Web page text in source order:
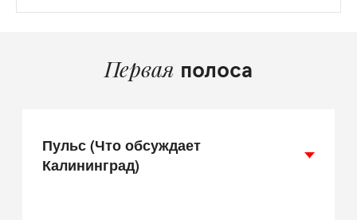
Первая полоса
Пульс (Что обсуждает
Калининград)